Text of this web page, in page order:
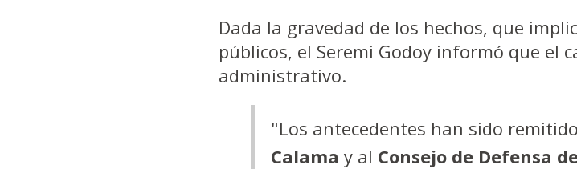
Dada la gravedad de los hechos, que
públicos, el Seremi Godoy informó que el
administrativo.
"Los antecedentes han sido
Calama y al Consejo de Defensa